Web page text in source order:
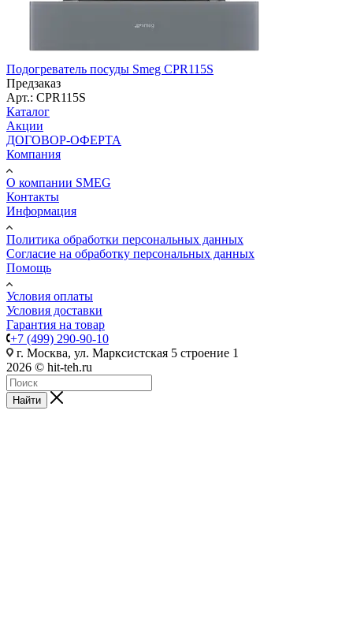
Подогреватель посуды Smeg CPR115S
Предзаказ
Арт.: CPR115S
Каталог
Акции
ДОГОВОР-ОФЕРТА
Компания
О компании SMEG
Контакты
Информация
Политика обработки персональных данных
Согласие на обработку персональных данных
Помощь
Условия оплаты
Условия доставки
Гарантия на товар
+7 (499) 290-90-10
г. Москва, ул. Марксистская 5 строение 1
2026 © hit-teh.ru
Найти